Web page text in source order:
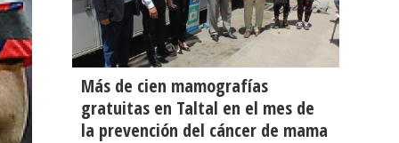
Más de cien mamografías
gratuitas en Taltal en el mes de
la prevención del cáncer de mama